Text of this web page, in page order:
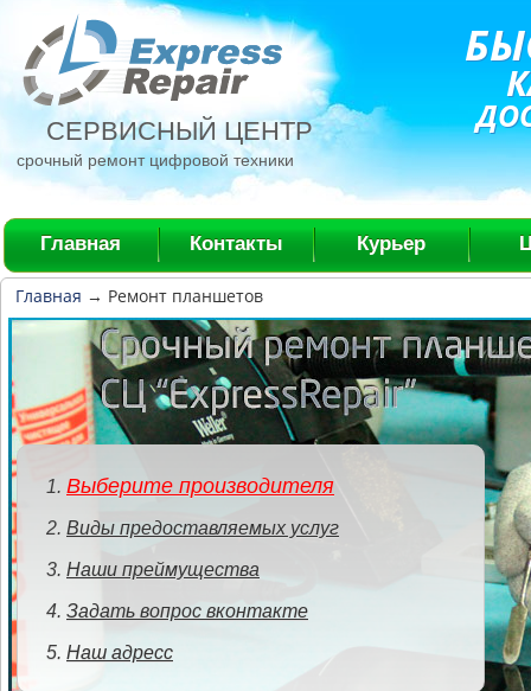
СЕРВИСНЫЙ ЦЕНТР
срочный ремонт цифровой техники
Главная Контакты Курьер
Главная → Ремонт планшетов
Выберите производителя
Виды предоставляемых услуг
Наши преймущества
Задать вопрос вконтакте
Наш адресс